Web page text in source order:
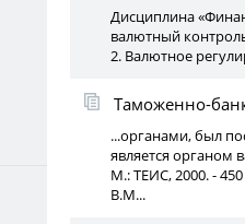
Дисциплина
валютный
2. Валютное
Таможенно-
...органами, был
является органом
М.: ТЕИС, 2000. -
В.М...